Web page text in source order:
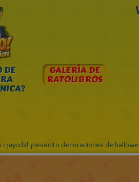
DE GALERÍA DE
RATOLIBROS
› ¡ayuda! ¡nesecito decoraciones de